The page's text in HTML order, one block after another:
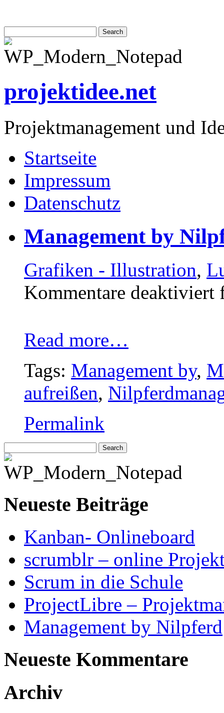
projektidee.net
Projektmanagement und
Startseite
Impressum
Datenschutz
Management by
Grafiken - Illustration,
Kommentare deaktiviert
Read more…
Tags: Management by,
aufreißen,
Permalink
Neueste Beiträge
Kanban- Onlineboard
scrumblr – online
Scrum in die Schule
ProjectLibre –
Management by Nilpferd
Neueste Kommentare
Archiv